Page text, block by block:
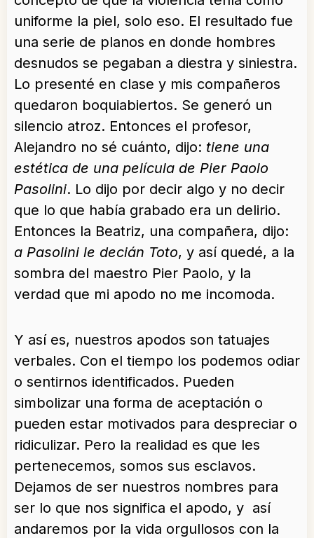
uniforme la piel, solo eso. El resultado fue
una serie de planos en donde hombres
desnudos se pegaban a diestra y siniestra.
Lo presenté en clase y mis compañeros
quedaron boquiabiertos. Se generó un
silencio atroz. Entonces el profesor,
Alejandro no sé cuánto, dijo: tiene una
estética de una película de Pier Paolo
Pasolini. Lo dijo por decir algo y no decir
que lo que había grabado era un delirio.
Entonces la Beatriz, una compañera, dijo:
a Pasolini le decián Toto, y así quedé, a la
sombra del maestro Pier Paolo, y la
verdad que mi apodo no me incomoda.
Y así es, nuestros apodos son tatuajes
verbales. Con el tiempo los podemos odiar
o sentirnos identificados. Pueden
simbolizar una forma de aceptación o
pueden estar motivados para despreciar o
ridiculizar. Pero la realidad es que les
pertenecemos, somos sus esclavos.
Dejamos de ser nuestros nombres para
ser lo que nos significa el apodo, y así
andaremos por la vida orgullosos con la